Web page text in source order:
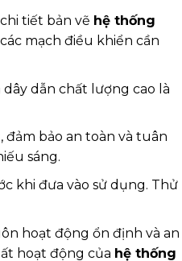
tiết bản vẽ hệ thống
mạch điều khiển cần
dẫn chất lượng cao là
bảo an toàn và tuân
sáng.
khi đưa vào sử dụng. Thử
hoạt động ổn định và an
hoạt động của hệ thống